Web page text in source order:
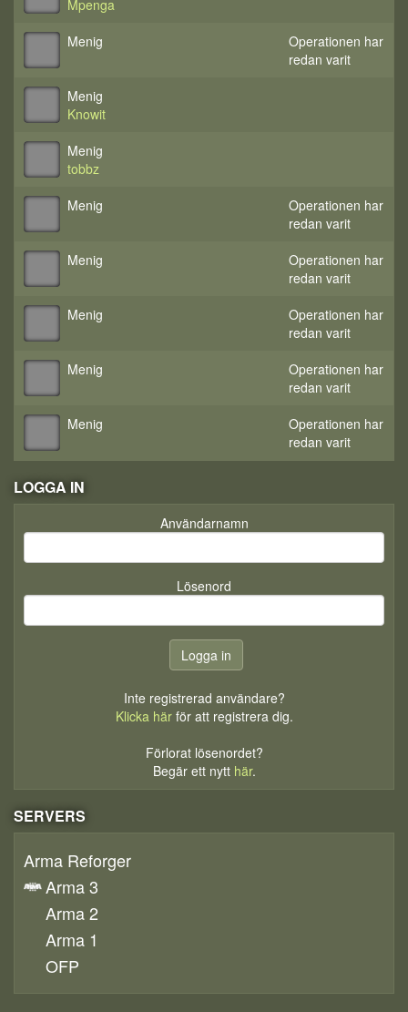
Mpenga
Menig
Operationen har
redan varit
Menig
Knowit
Menig
tobbz
Menig
Operationen har
redan varit
Menig
Operationen har
redan varit
Menig
Operationen har
redan varit
Menig
Operationen har
redan varit
Menig
Operationen har
redan varit
LOGGA IN
Användarnamn
Lösenord
Inte registrerad användare?
Klicka härför att registrera dig.
Förlorat lösenordet?
Begär ett nytt här.
SERVERS
Arma Reforger
Arma 3
Arma 2
Arma 1
OFP